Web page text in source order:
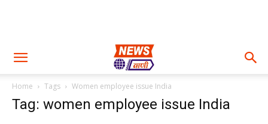
Home Tags Women employee issue India
Tag: women employee issue India